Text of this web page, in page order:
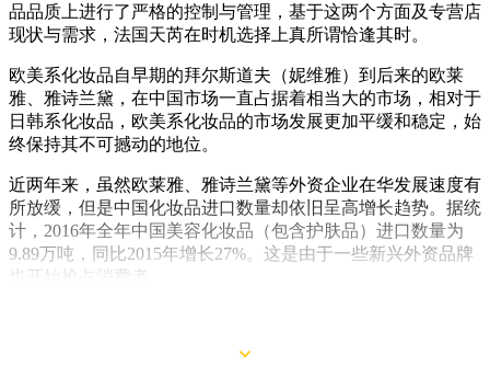
品品质上进行了严格的控制与管理，基于这两个方面及专营店
现状与需求，法国天芮在时机选择上真所谓恰逢其时。
欧美系化妆品自早期的拜尔斯道夫（妮维雅）到后来的欧莱
雅、雅诗兰黛，在中国市场一直占据着相当大的市场，相对于
日韩系化妆品，欧美系化妆品的市场发展更加平缓和稳定，始
终保持其不可撼动的地位。
近两年来，虽然欧莱雅、雅诗兰黛等外资企业在华发展速度有
所放缓，但是中国化妆品进口数量却依旧呈高增长趋势。据统
计，2016年全年中国美容化妆品（包含护肤品）进口数量为
9.89万吨，同比2015年增长27%。这是由于一些新兴外资品牌
也开始抢占消费者。